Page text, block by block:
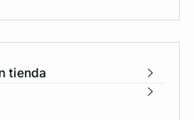
tienda